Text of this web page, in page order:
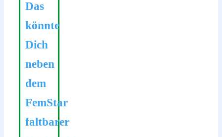
Das
könnte
Dich
neben
dem
FemStar
faltbarer